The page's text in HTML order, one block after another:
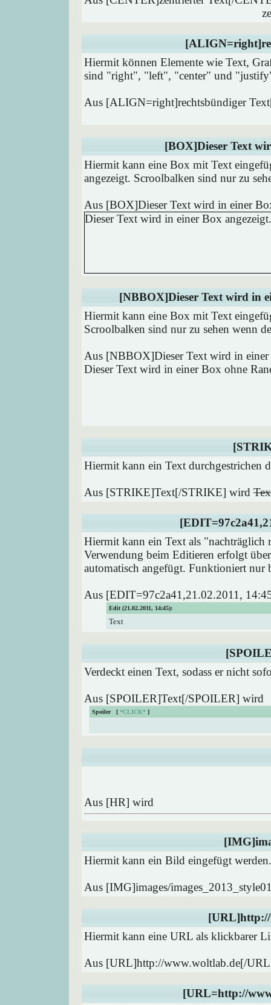
Hiermit können Elemente wie Text,
sind "right", "left", "center" und
Aus [ALIGN=right]rechtsbündiger
[BOX]Dieser Text
Hiermit kann eine Box mit Text
angezeigt. Scroolbalken sind nur zu
Aus [BOX]Dieser Text wird in einer
Dieser Text wird in einer Box angezeigt.
[NBBOX]Dieser Text wird in
Hiermit kann eine Box mit Text
Scroolbalken sind nur zu sehen wenn
Aus [NBBOX]Dieser Text wird in
Dieser Text wird in einer Box ohne
Hiermit kann ein Text durchgestrichen
Aus [STRIKE]Text[/STRIKE] wird
Hiermit kann ein Text als
Verwendung beim Editieren erfolgt
automatisch angefügt. Funktioniert nur
Aus [EDIT=97c2a41,21.02.2011,
Edit (21.02.2011, 14:45):
Text
Verdeckt einen Text, sodass er nicht
Aus [SPOILER]Text[/SPOILER] wird
Spoiler [ *CLICK*]
Aus [HR] wird
Hiermit kann ein Bild eingefügt werden.
Aus [IMG]images/
Hiermit kann eine URL als klickbarer
Aus [URL]http://www.woltlab.de[/
[URL=http://